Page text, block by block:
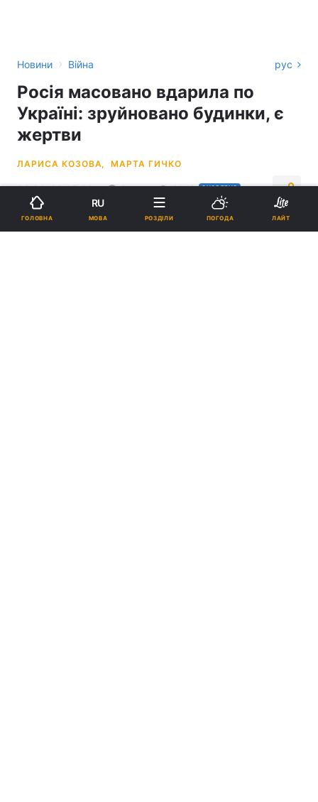
Новини › Війна рус
Росія масовано вдарила по
Україні: зруйновано будинки, є
жертви
ЛАРИСА КОЗОВА, МАРТА ГИЧКО
06:24, 20.05.26 6 хв. 6143 ОНОВЛЕНО
Підпишіться на нас в Google
ГОЛОВНА
RU
МОВА РОЗДІЛИ ПОГОДА ЛАЙТ